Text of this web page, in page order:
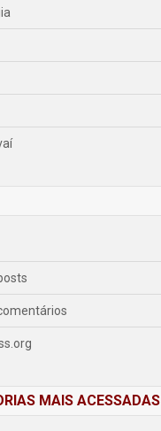
MAIS ACESSADAS